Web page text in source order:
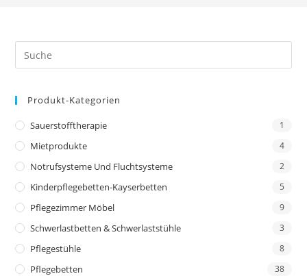
Produkt-Kategorien
Sauerstofftherapie 1
Mietprodukte 4
Notrufsysteme Und Fluchtsysteme 2
Kinderpflegebetten-Kayserbetten 5
Pflegezimmer Möbel 9
Schwerlastbetten & Schwerlaststühle 3
Pflegestühle 8
Pflegebetten 38